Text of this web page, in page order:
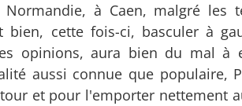
Normandie, à Caen, malgré les
bien, cette fois-ci, basculer à
opinions, aura bien du mal à
aussi connue que populaire,
et pour l'emporter nettement